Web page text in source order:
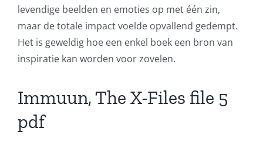
levendige beelden en emoties op met één zin,
maar de totale impact voelde opvallend gedempt.
Het is geweldig hoe een enkel boek een bron van
inspiratie kan worden voor zovelen.
Immuun, The X-Files file 5
pdf
The
Role
Unlimluck
in
Revolutionizing